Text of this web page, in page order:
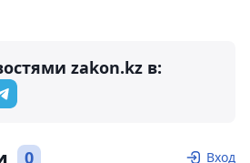
zakon.kz в:
0 Вход